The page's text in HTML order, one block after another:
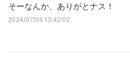
そーなんか、ありがとナス！
2024/07/05 13:42:02